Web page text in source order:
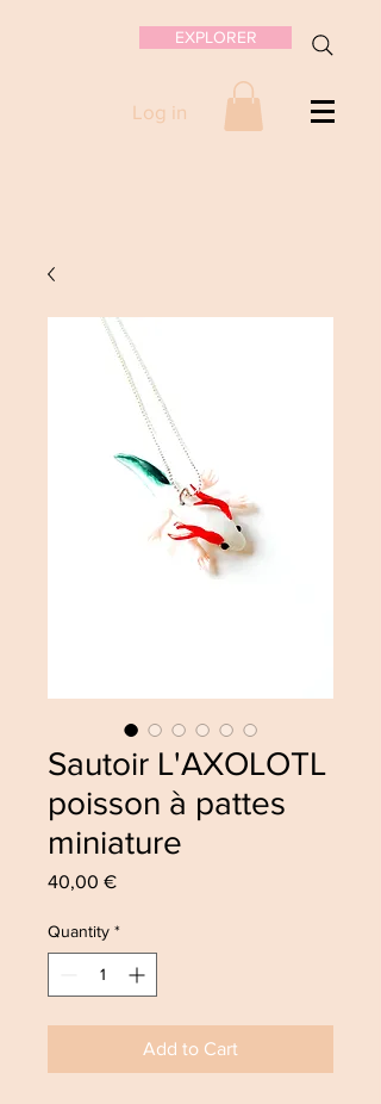
EXPLORER
Log in
Sautoir L'AXOLOTL
poisson à pattes
miniature
40,00 €Price
Quantity *
Add to Cart